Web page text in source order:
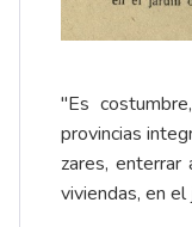
"Es
provincias
zares,
viviendas, en